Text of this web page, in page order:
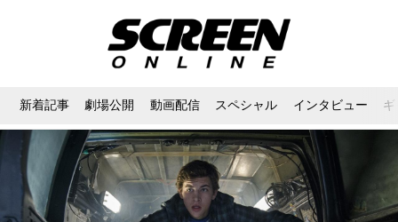
新着記事 劇場公開 動画配信 スペシャル インタビュー